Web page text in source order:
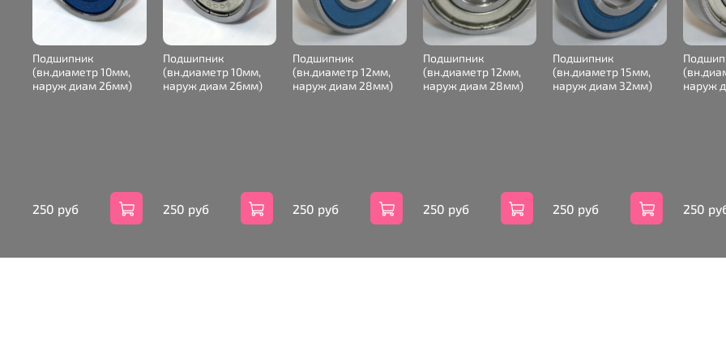
Подшипник
(вн.диаметр 10мм,
наруж диам 26мм)
250 руб
Подшипник
(вн.диаметр 10мм,
наруж диам 26мм)
250 руб
Подшипник
(вн.диаметр 12мм,
наруж диам 28мм)
250 руб
Подшипник
(вн.диаметр 12мм,
наруж диам 28мм)
250 руб
Подшипник
(вн.диаметр 15мм,
наруж диам 32мм)
250 руб
наруж
250